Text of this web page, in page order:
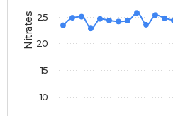
Nitrates
10
15
20
25